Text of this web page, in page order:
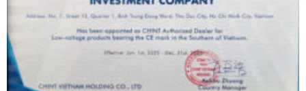
nhanh, dứt khoát để dập tắt hồ quang điện nhanh nhất
có thể. Không nên đóng ngắt cầu dao khi đang có tải
lớn nếu không thực sự cần thiết.
4. Bảo trì: Định kỳ kiểm tra độ chặt của các vít cực và